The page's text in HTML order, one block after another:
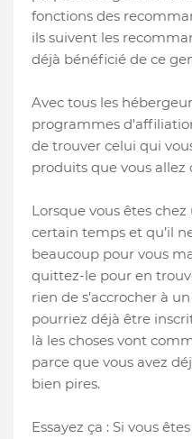
fonctions des
ils suivent les
déjà bénéficié de ce
Avec tous les
programmes
de trouver celui qui
produits que vous allez
Lorsque vous êtes
certain temps et qu’il
beaucoup pour vous
quittez-le pour en
rien de s’accrocher à
pourriez déjà être
là les choses vont
parce que vous avez
bien pires.
Essayez ça : Si vous